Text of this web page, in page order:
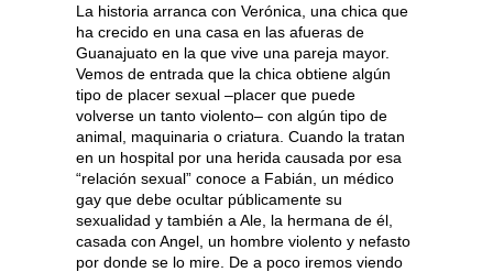
La historia arranca con Verónica, una chica que
ha crecido en una casa en las afueras de
Guanajuato en la que vive una pareja mayor.
Vemos de entrada que la chica obtiene algún
tipo de placer sexual –placer que puede
volverse un tanto violento– con algún tipo de
animal, maquinaria o criatura. Cuando la tratan
en un hospital por una herida causada por esa
“relación sexual” conoce a Fabián, un médico
gay que debe ocultar públicamente su
sexualidad y también a Ale, la hermana de él,
casada con Angel, un hombre violento y nefasto
por donde se lo mire. De a poco iremos viendo